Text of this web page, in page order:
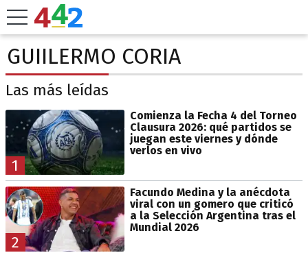
GUIILERMO CORIA
Las más leídas
1
Comienza la Fecha 4 del Torneo
Clausura 2026: qué partidos se
juegan este viernes y dónde
verlos en vivo
2
Facundo Medina y la anécdota
viral con un gomero que criticó
a la Selección Argentina tras el
Mundial 2026